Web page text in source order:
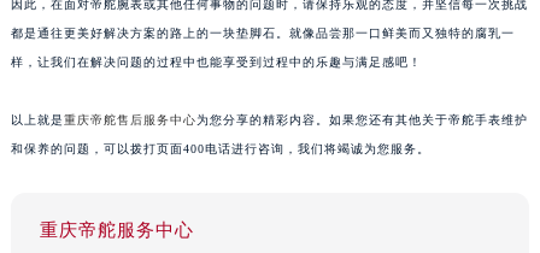
因此，在面对帝舵腕表或其他任何事物的问题时，请保持乐观的态度，并坚信每一次挑战
都是通往更美好解决方案的路上的一块垫脚石。就像品尝那一口鲜美而又独特的腐乳一
样，让我们在解决问题的过程中也能享受到过程中的乐趣与满足感吧！
以上就是重庆帝舵售后服务中心为您分享的精彩内容。如果您还有其他关于帝舵手表维护
和保养的问题，可以拨打页面400电话进行咨询，我们将竭诚为您服务。
重庆帝舵服务中心